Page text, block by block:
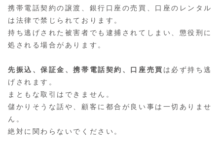
携帯電話契約の譲渡、銀行口座の売買、口座のレンタル
は法律で禁じられております。
持ち逃げされた被害者でも逮捕されてしまい、懲役刑に
処される場合があります。
先振込、保証金、携帯電話契約、口座売買 は必ず持ち逃
げされます。
まともな取引はできません。
儲かりそうな話や、顧客に都合が良い事は一切ありませ
ん。
絶対に関わらないでください。